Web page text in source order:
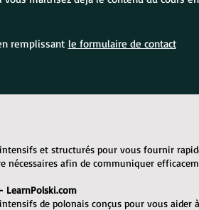
remplissant le formulaire de contact
et structurés pour vous fournir
nécessaires afin de communiquer
LearnPolski.com
de polonais conçus pour vous aider